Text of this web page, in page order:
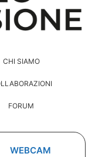
CHI SIAMO
FORUM
WEBCAM